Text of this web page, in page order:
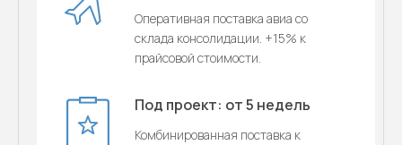
Оперативная поставка авиа со
склада консолидации. +15% к
прайсовой стоимости.
Под проект: от 5 недель
Комбинированная поставка к